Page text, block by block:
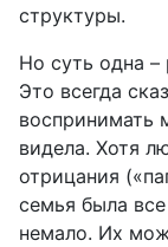
структуры.
Но суть одна –
Это всегда
воспринимать
видела. Хотя
отрицания
семья была
немало. Их